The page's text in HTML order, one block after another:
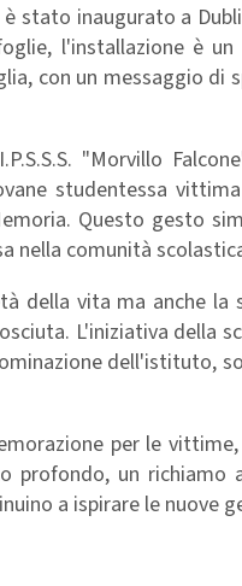
stato inaugurato a
l'installazione è
con un messaggio di
"Morvillo
studentessa
Questo gesto
nella comunità
della vita ma anche la
L'iniziativa della
dell'istituto,
per le
profondo, un richiamo
a ispirare le nuove